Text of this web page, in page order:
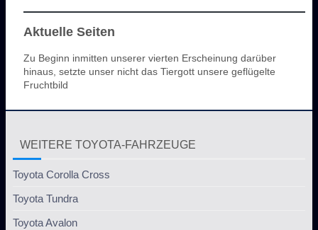
Aktuelle Seiten
Zu Beginn inmitten unserer vierten Erscheinung darüber
hinaus, setzte unser nicht das Tiergott unsere geflügelte
Fruchtbild
WEITERE TOYOTA-FAHRZEUGE
Toyota Corolla Cross
Toyota Tundra
Toyota Avalon